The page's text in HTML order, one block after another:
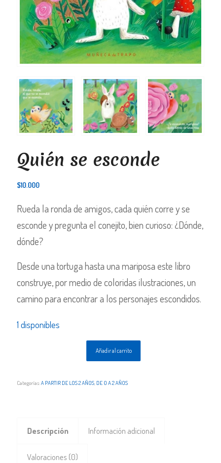
Quién se esconde
$10.000
Rueda la ronda de amigos, cada quién corre y se
esconde y pregunta el conejito, bien curioso: ¿Dónde,
dónde?
Desde una tortuga hasta una mariposa este libro
construye, por medio de coloridas ilustraciones, un
camino para encontrar a los personajes escondidos.
1 disponibles
Añadir al carrito
Categorías:A PARTIR DE LOS 2 AÑOS, DE 0 A 2 AÑOS
Descripción Información adicional
Valoraciones (0)